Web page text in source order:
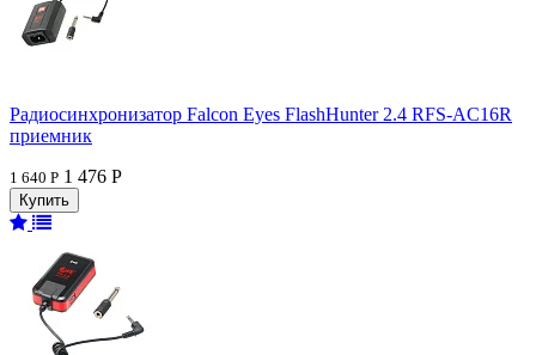
Радиосинхронизатор Falcon Eyes FlashHunter 2.4 RFS-AC16R
приемник
1 640 Р 1 476 Р